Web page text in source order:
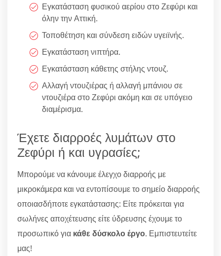
Εγκατάσταση φυσικού αερίου στο Ζεφύρι και
όλην την Αττική.
Τοποθέτηση και σύνδεση ειδών υγειϊνής.
Εγκατάσταση νιπτήρα.
Εγκατάσταση κάθετης στήλης ντουζ.
Αλλαγή ντουζιέρας ή αλλαγή μπάνιου σε
ντουζιέρα στο Ζεφύρι ακόμη και σε υπόγειο
διαμέρισμα.
Έχετε διαρροές λυμάτων στο
Ζεφύρι ή και υγρασίες;
Μπορούμε να κάνουμε έλεγχο διαρροής με
μικροκάμερα και να εντοπίσουμε το σημείο διαρροής
οποιασδήποτε εγκατάστασης: Είτε πρόκειται για
σωλήνες αποχέτευσης είτε ύδρευσης έχουμε το
προσωπικό για κάθε δύσκολο έργο. Εμπιστευτείτε
μας!